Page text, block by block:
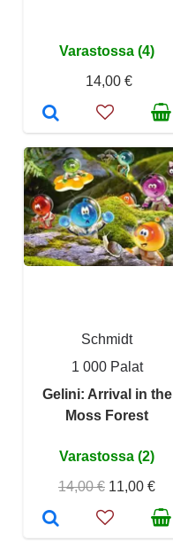
Varastossa (4)
14,00 €
Schmidt
1 000 Palat
Gelini: Arrival in the
Moss Forest
Varastossa (2)
14,00 € 11,00 €